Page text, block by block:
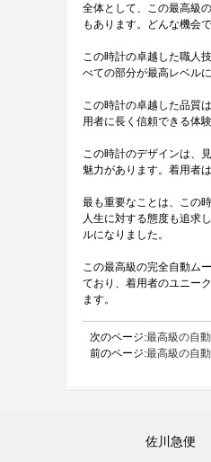
全体として、この最高級
もあります。どんな機会
この時計の卓越した職人
べての部分が最高レベル
この時計の卓越した品質
用者に長く信頼できる体
この時計のデザインは、
魅力があります。着用者
最も重要なことは、この
人生に対する態度も追求
ルになりました。
この最高級の完全自動ム
ており、着用者のユニー
ます。
次のページ:最高級の自
前のページ:最高級の自
佐川急便